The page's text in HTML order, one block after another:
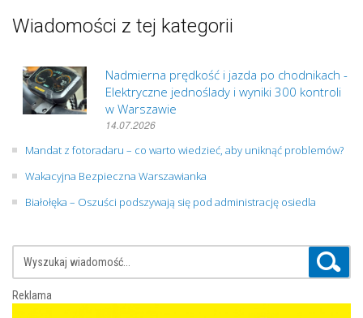
Wiadomości z tej kategorii
Nadmierna prędkość i jazda po chodnikach -
Elektryczne jednoślady i wyniki 300 kontroli
w Warszawie
14.07.2026
Mandat z fotoradaru – co warto wiedzieć, aby uniknąć problemów?
Wakacyjna Bezpieczna Warszawianka
Białołęka – Oszuści podszywają się pod administrację osiedla
Reklama